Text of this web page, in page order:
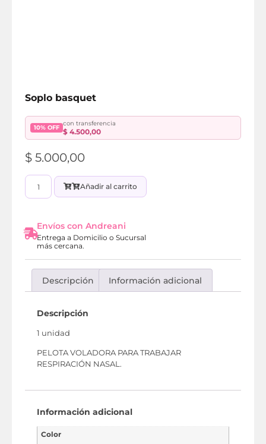
Soplo basquet
10% OFF
con transferencia
$ 4.500,00
$ 5.000,00
Añadir al carrito
Envíos con Andreani
Entrega a Domicilio o Sucursal
más cercana.
Descripción Información adicional
Descripción
1 unidad
PELOTA VOLADORA PARA TRABAJAR
RESPIRACIÓN NASAL.
Información adicional
Color